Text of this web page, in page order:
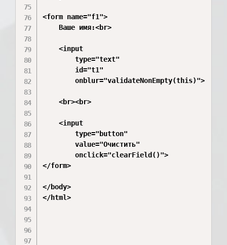
<form name="f1">
    Ваше имя:<br>
    <input
        type="text"
        id="t1"
        onblur="validateNonEmpty(this)">
    <br><br>
    <input
        type="button"
        value="Очистить"
        onclick="clearField()">
</form>
</body>
</html>